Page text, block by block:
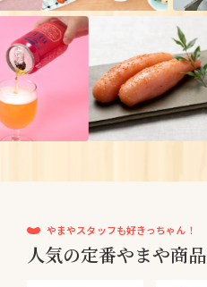
やまやスタッフも好きっちゃん！
人気の定番やまや商品